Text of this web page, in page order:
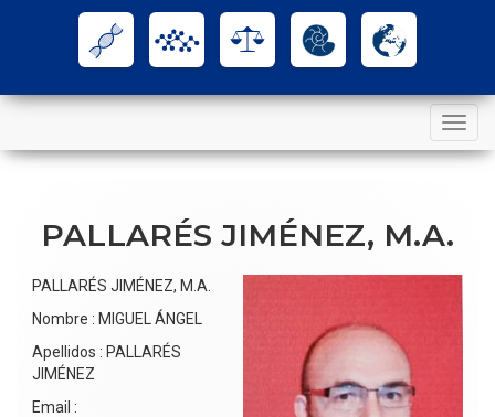
Toggle
navigation
PALLARÉS JIMÉNEZ, M.A.
PALLARÉS JIMÉNEZ, M.A.
Nombre : MIGUEL ÁNGEL
Apellidos : PALLARÉS
JIMÉNEZ
Email :